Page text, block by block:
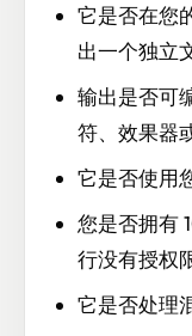
它是否在您
出一个独立
输出是否可
符、效果器
它是否使用
您是否拥有
行没有授权
它是否处理